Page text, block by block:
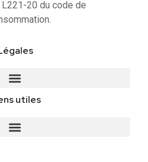
20 du code de
utiles